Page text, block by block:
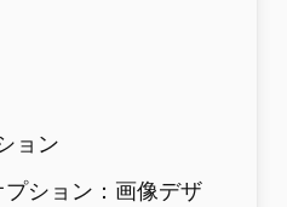
ョン
ション：画像デザ